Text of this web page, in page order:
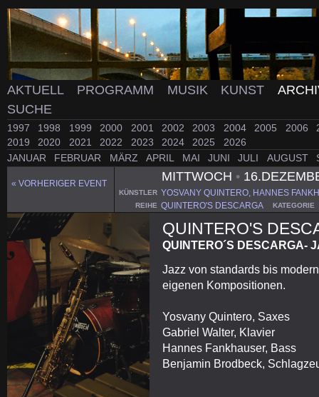
AKTUELL PROGRAMM MUSIK KUNST
SUCHE
1997 1998 1999 2000 2001 2002 2003 2004 2005 2006
2019
2020 2021 2022 2023 2024 2025
2026
JANUAR
FEBRUAR MÄRZ APRIL MAI JUNI JULI AUGUST
« VORHERIGER EVENT
MITTWOCH •
KÜNSTLER YOSVANY QUINTERO, HANNES
REIHE QUINTERO'S DESCARGA KATEGORIE
QUINTERO'S
QUINTERO´S DESCARGA-
Jazz von standards bis
eigenen Kompositionen.
Yosvany Quintero, Saxes
Gabriel Walter, Klavier
Hannes Fankhauser, Bass
Benjamin Brodbeck,